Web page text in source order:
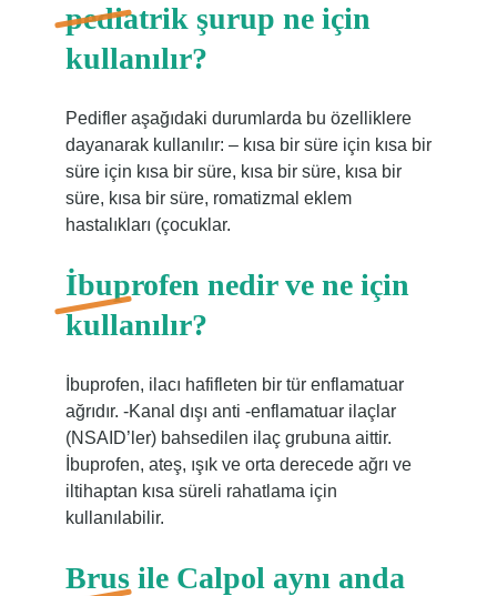
pediatrik şurup ne için
kullanılır?
Pedifler aşağıdaki durumlarda bu özelliklere
dayanarak kullanılır: – kısa bir süre için kısa bir
süre için kısa bir süre, kısa bir süre, kısa bir
süre, kısa bir süre, romatizmal eklem
hastalıkları (çocuklar.
İbuprofen nedir ve ne için
kullanılır?
İbuprofen, ilacı hafifleten bir tür enflamatuar
ağrıdır. -Kanal dışı anti -enflamatuar ilaçlar
(NSAID’ler) bahsedilen ilaç grubuna aittir.
İbuprofen, ateş, ışık ve orta derecede ağrı ve
iltihaptan kısa süreli rahatlama için
kullanılabilir.
Brus ile Calpol aynı anda